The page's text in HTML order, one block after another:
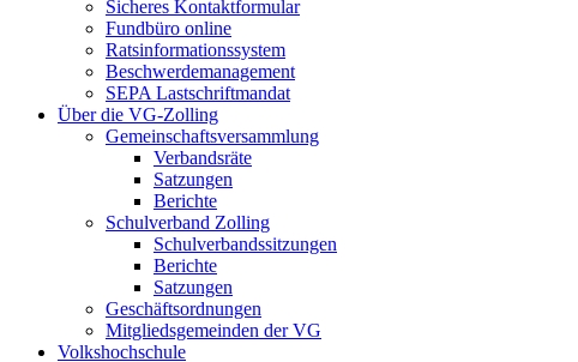
Sicheres Kontaktformular
Fundbüro online
Ratsinformationssystem
Beschwerdemanagement
SEPA Lastschriftmandat
Über die VG-Zolling
Gemeinschaftsversammlung
Verbandsräte
Satzungen
Berichte
Schulverband Zolling
Schulverbandssitzungen
Berichte
Satzungen
Geschäftsordnungen
Mitgliedsgemeinden der VG
Volkshochschule